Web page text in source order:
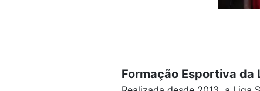
Formação Esportiva da